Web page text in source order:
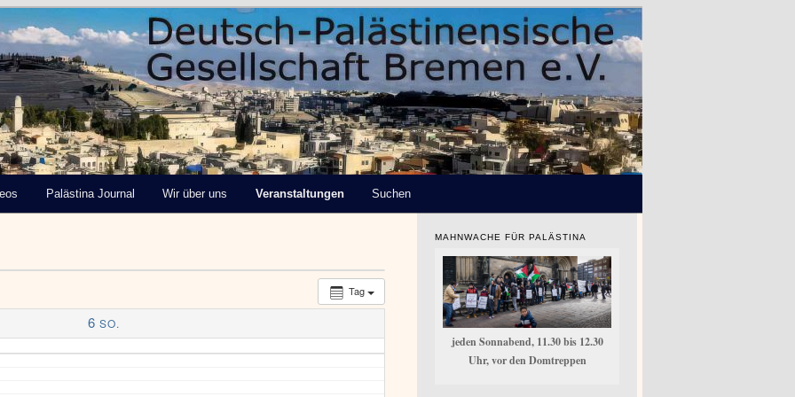
Gesellschaft
Palästina Journal Wir über uns Veranstaltungen Suchen
Tag
6 SO.
MAHNWACHE FÜR PALÄSTINA
jeden Sonnabend, 11.30 bis 12.30
Uhr, vor den Domtreppen